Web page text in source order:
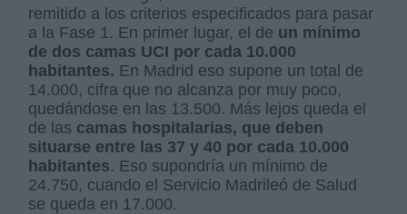
remitido a los criterios especificados para pasar
a la Fase 1. En primer lugar, el de un mínimo
de dos camas UCI por cada 10.000
habitantes. En Madrid eso supone un total de
14.000, cifra que no alcanza por muy poco,
quedándose en las 13.500. Más lejos queda el
de las camas hospitalarias, que deben
situarse entre las 37 y 40 por cada 10.000
habitantes. Eso supondría un mínimo de
24.750, cuando el Servicio Madrileó de Salud
se queda en 17.000.